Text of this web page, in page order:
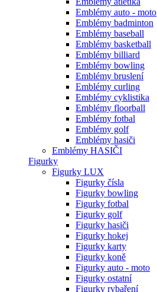
Emblémy auto - moto
Emblémy badminton
Emblémy baseball
Emblémy basketball
Emblémy billiard
Emblémy bowling
Emblémy bruslení
Emblémy curling
Emblémy cyklistika
Emblémy floorball
Emblémy fotbal
Emblémy golf
Emblémy hasiči
Emblémy HASIČI
Figurky
Figurky LUX
Figurky čísla
Figurky bowling
Figurky fotbal
Figurky golf
Figurky hasiči
Figurky hokej
Figurky karty
Figurky koně
Figurky auto - moto
Figurky ostatní
Figurky rybaření